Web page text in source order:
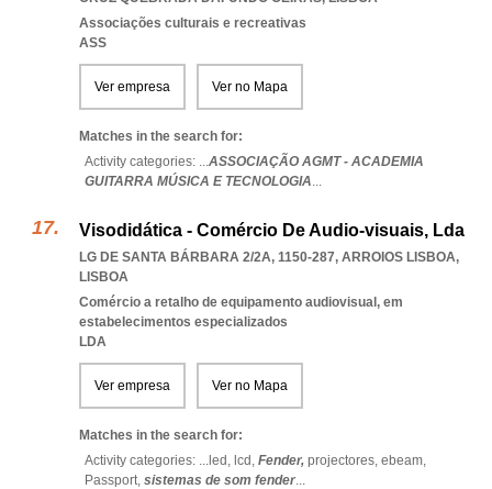
Associações culturais e recreativas
ASS
Ver empresa Ver no Mapa
Matches in the search for:
Activity categories: ...ASSOCIAÇÃO AGMT - ACADEMIA
GUITARRA MÚSICA E TECNOLOGIA...
Visodidática - Comércio De Audio-visuais, Lda
LG DE SANTA BÁRBARA 2/2A, 1150-287, ARROIOS LISBOA,
LISBOA
Comércio a retalho de equipamento audiovisual, em
estabelecimentos especializados
LDA
Ver empresa Ver no Mapa
Matches in the search for:
Activity categories: ... led, lcd, Fender, projectores, ebeam,
Passport, sistemas de som fender...